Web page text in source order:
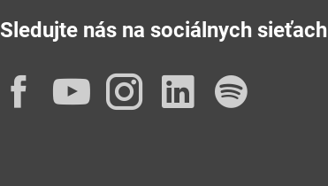
Sledujte nás na sociálnych sieťach
Facebook
YouTube
Instagram
LinkedIn